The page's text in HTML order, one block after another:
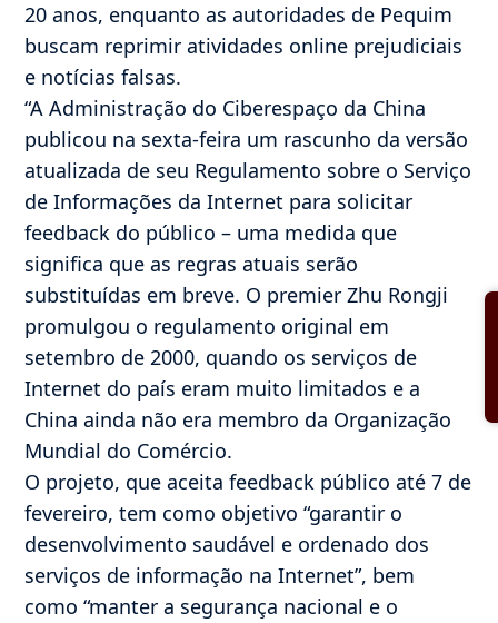
20 anos, enquanto as autoridades de Pequim
buscam reprimir atividades online prejudiciais
e notícias falsas.
“A Administração do Ciberespaço da China
publicou na sexta-feira um rascunho da versão
atualizada de seu Regulamento sobre o Serviço
de Informações da Internet para solicitar
feedback do público – uma medida que
significa que as regras atuais serão
substituídas em breve. O premier Zhu Rongji
promulgou o regulamento original em
setembro de 2000, quando os serviços de
Internet do país eram muito limitados e a
China ainda não era membro da Organização
Mundial do Comércio.
O projeto, que aceita feedback público até 7 de
fevereiro, tem como objetivo “garantir o
desenvolvimento saudável e ordenado dos
serviços de informação na Internet”, bem
como “manter a segurança nacional e o